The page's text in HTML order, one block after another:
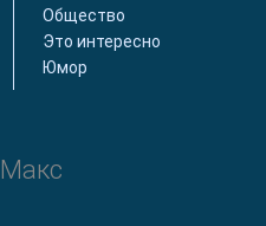
Общество
Это интересно
Юмор
Макс